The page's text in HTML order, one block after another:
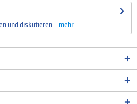
und diskutieren...
mehr